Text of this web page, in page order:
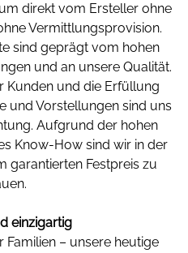
direkt vom Ersteller ohne
Vermittlungsprovision.
sind geprägt vom hohen
und an unsere Qualität.
Kunden und die Erfüllung
und Vorstellungen sind uns
Aufgrund der hohen
Know-How sind wir in der
garantierten Festpreis zu
einzigartig
Familien – unsere heutige